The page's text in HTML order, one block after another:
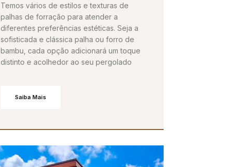
Temos vários de estilos e texturas de
palhas de forração para atender a
diferentes preferências estéticas. Seja a
sofisticada e clássica palha ou forro de
bambu, cada opção adicionará um toque
distinto e acolhedor ao seu pergolado
Saiba Mais